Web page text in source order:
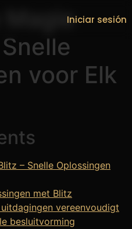
Iniciar sesión
Magie
voor Elk
– Snelle Oplossingen
met Blitz
vereenvoudigt
besluitvorming